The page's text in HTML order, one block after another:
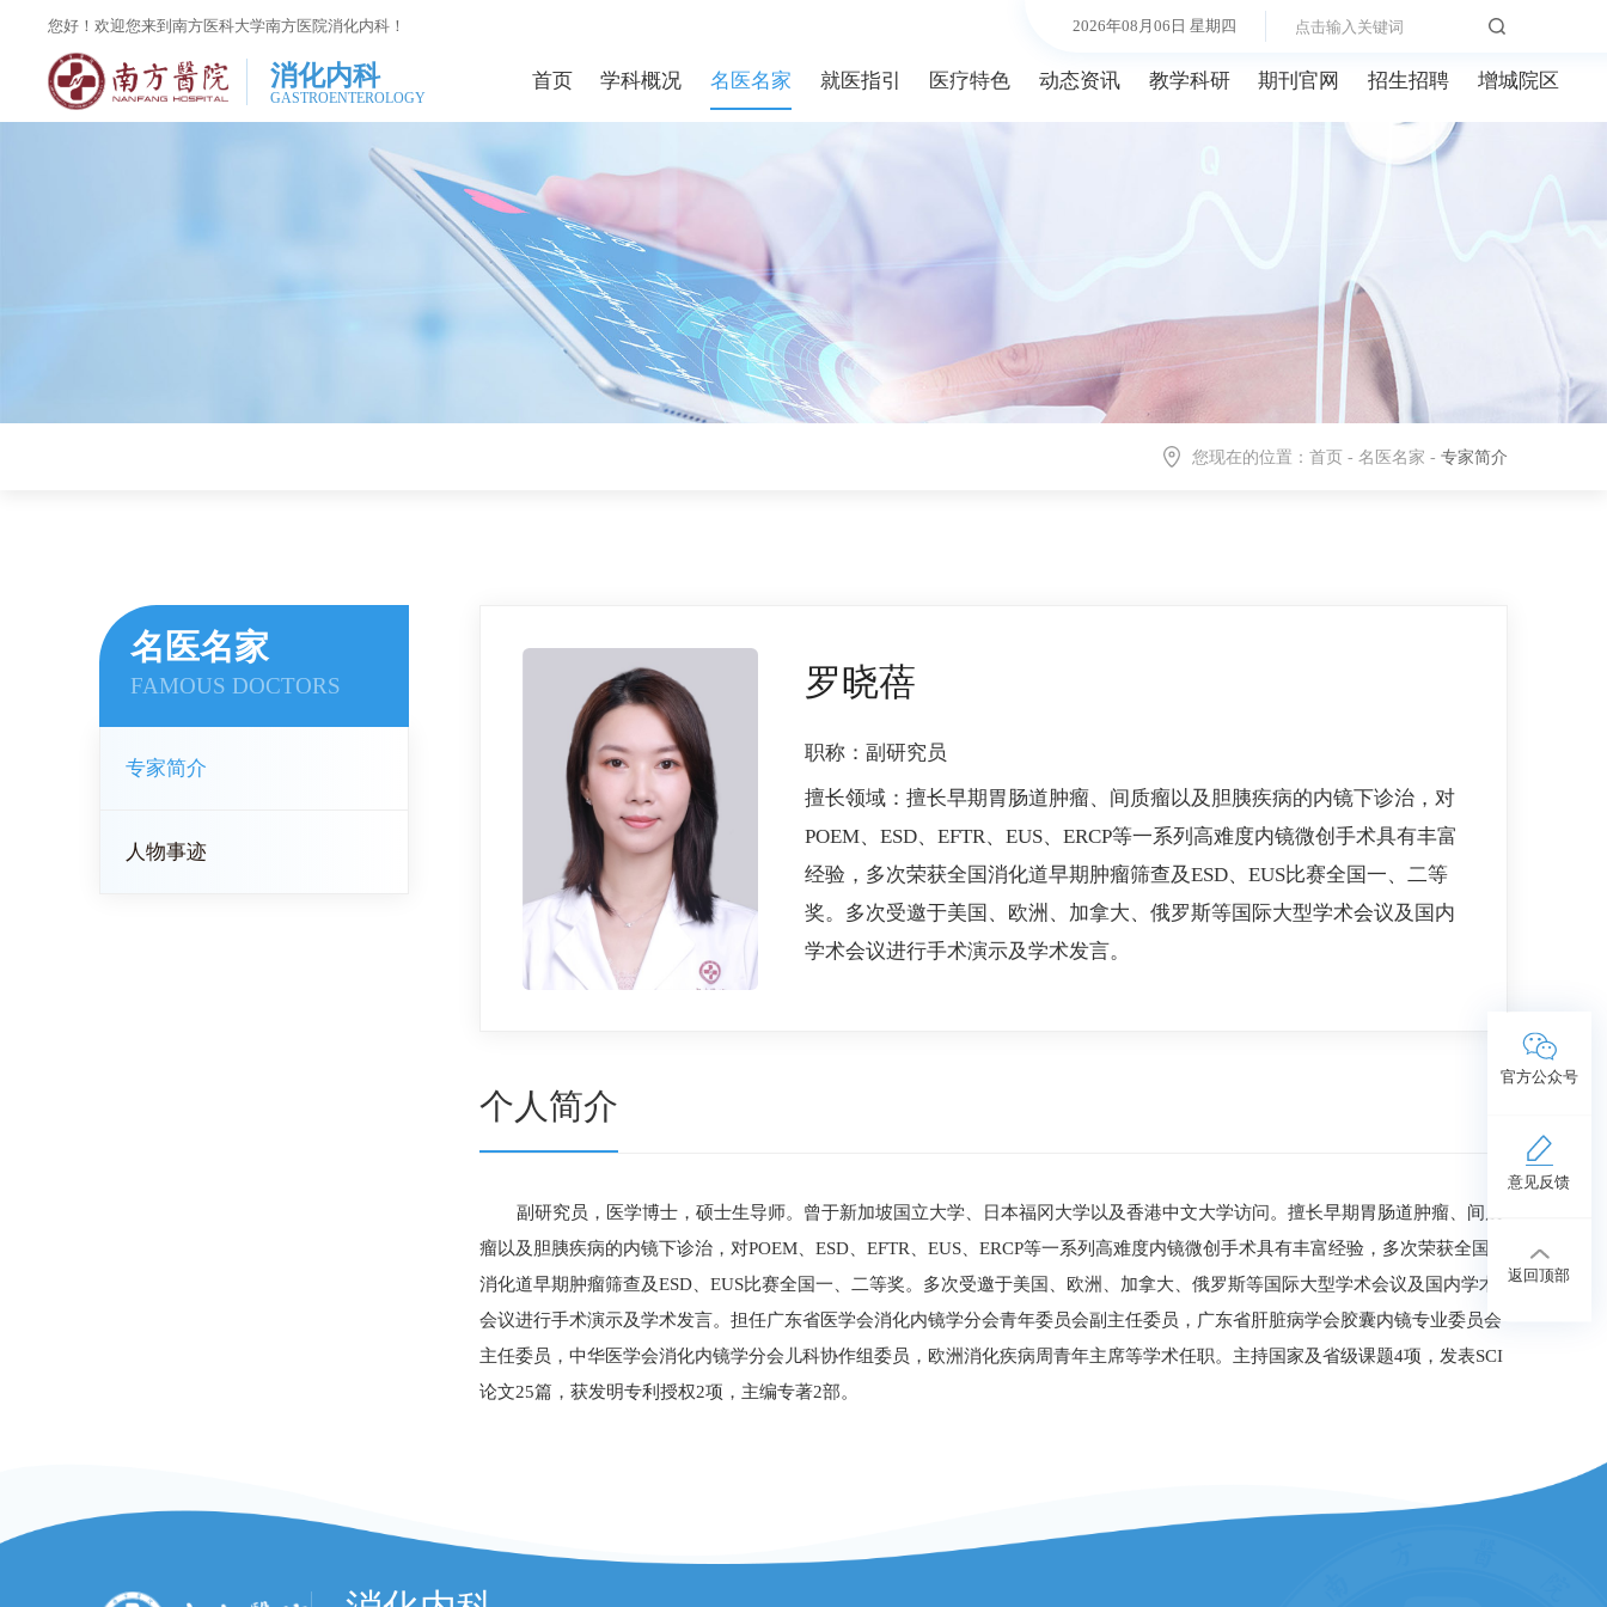
您好！欢迎您来到南方医科大学南方医院消化内科！ 2026年08月06日 星期四
消化内科
GASTROENTEROLOGY
首页 学科概况 名医名家 就医指引 医疗特色 动态资讯 教学科研 期刊官网 招生招聘 增城院区
您现在的位置： 首页- 名医名家 - 专家简介
名医名家
FAMOUS DOCTORS
专家简介
人物事迹
罗晓蓓
职称：副研究员
擅长领域：擅长早期胃肠道肿瘤、间质瘤以及胆胰疾病的内镜下诊治，对
POEM、ESD、EFTR、EUS、ERCP等一系列高难度内镜微创手术具有丰富
经验，多次荣获全国消化道早期肿瘤筛查及ESD、EUS比赛全国一、二等
奖。多次受邀于美国、欧洲、加拿大、俄罗斯等国际大型学术会议及国内
学术会议进行手术演示及学术发言。
个人简介
副研究员，医学博士，硕士生导师。曾于新加坡国立大学、日本福冈大学以及香港中文大学访问。擅长早期胃肠道肿瘤、间质
瘤以及胆胰疾病的内镜下诊治，对POEM、ESD、EFTR、EUS、ERCP等一系列高难度内镜微创手术具有丰富经验，多次荣获全国
消化道早期肿瘤筛查及ESD、EUS比赛全国一、二等奖。多次受邀于美国、欧洲、加拿大、俄罗斯等国际大型学术会议及国内学术
会议进行手术演示及学术发言。担任广东省医学会消化内镜学分会青年委员会副主任委员，广东省肝脏病学会胶囊内镜专业委员会
主任委员，中华医学会消化内镜学分会儿科协作组委员，欧洲消化疾病周青年主席等学术任职。主持国家及省级课题4项，发表SCI
论文25篇，获发明专利授权2项，主编专著2部。
官方公众号
意见反馈
返回顶部